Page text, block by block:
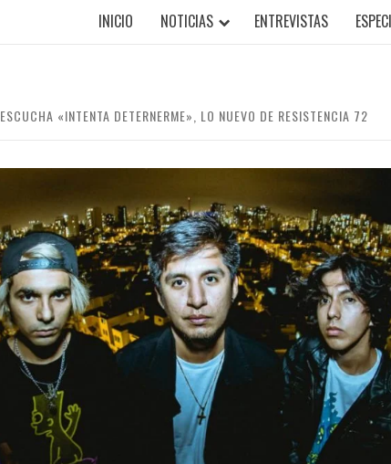
INICIO NOTICIAS ENTREVISTAS
ESCUCHA «INTENTA DETERNERME», LO NUEVO DE RESISTENCIA 72